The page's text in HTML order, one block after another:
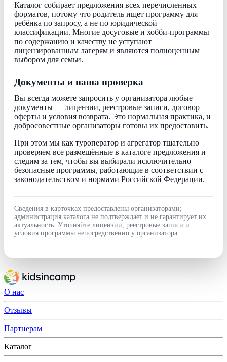
Каталог собирает предложения всех перечисленных
форматов, потому что родитель ищет программу для
ребёнка по запросу, а не по юридической
классификации. Многие досуговые и хобби-программы
по содержанию и качеству не уступают
лицензированным лагерям и являются полноценным
выбором для семьи.
Документы и наша проверка
Вы всегда можете запросить у организатора любые
документы — лицензии, реестровые записи, договор
оферты и условия возврата. Это нормальная практика, и
добросовестные организаторы готовы их предоставить.
При этом мы как туроператор и агрегатор тщательно
проверяем все размещённые в каталоге предложения и
следим за тем, чтобы вы выбирали исключительно
безопасные программы, работающие в соответствии с
законодательством и нормами Российской Федерации.
Сведения в карточках предоставлены организаторами;
администрация каталога не подтверждает и не гарантирует их
актуальность. Уточняйте лицензии, реестровые записи и
условия программы непосредственно у организатора.
О нас
Отзывы
Партнерам
Каталог